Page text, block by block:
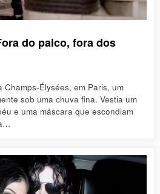
do palco, fora dos
Champs-Élysées, em Paris, um
sob uma chuva fina. Vestia um
e uma máscara que escondiam